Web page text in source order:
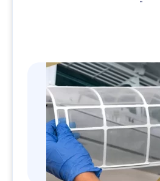
دهان
العريبي
القصيدات
وادي البيح